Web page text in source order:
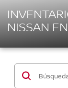
NISSAN